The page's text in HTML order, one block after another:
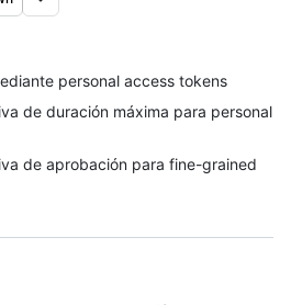
personal access tokens
de duración máxima para personal
de aprobación para fine-grained